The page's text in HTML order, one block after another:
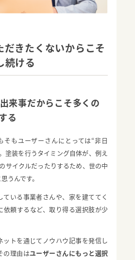
だきたくないからこそ
続ける
来事だからこそ多くの
る
そもユーザーさんにとっては“非日
塗装を行うタイミング自体が、例え
サイクルだったりするため、世の中
うんです。
ている事業者さんや、家を建ててく
依頼するなど、取り得る選択肢が少
ットを通じてノウハウ記事を発信し
の理由はユーザーさんにもっと選択